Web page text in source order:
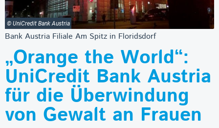
© UniCredit Bank Austria
Bank Austria Filiale Am Spitz in Floridsdorf
„Orange the World“:
UniCredit Bank Austria
für die Überwindung
von Gewalt an Frauen